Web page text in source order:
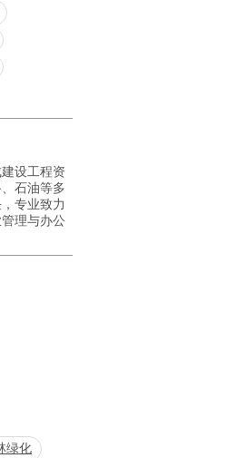
设工程资
石油等多
专业致力
理与办公
绿化